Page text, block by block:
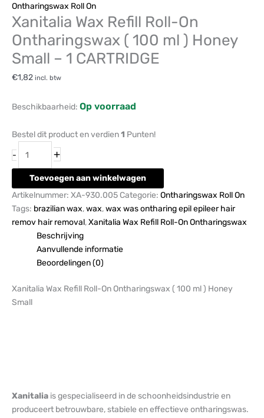
Ontharingswax Roll On
Xanitalia Wax Refill Roll-On
Ontharingswax ( 100 ml ) Honey
Small – 1 CARTRIDGE
€1,82 incl. btw
Beschikbaarheid: Op voorraad
Bestel dit product en verdien1 Punten!
- +
Toevoegen aan winkelwagen
Artikelnummer: XA-930.005 Categorie: Ontharingswax Roll On
Tags: brazilian wax,wax,wax was ontharing epil epileer hair
remov hair removal,Xanitalia Wax Refill Roll-On Ontharingswax
Beschrijving
Aanvullende informatie
Beoordelingen (0)
Xanitalia Wax Refill Roll-On Ontharingswax ( 100 ml ) Honey
Small
Xanitalia is gespecialiseerd in de schoonheidsindustrie en
produceert betrouwbare, stabiele en effectieve ontharingswas.